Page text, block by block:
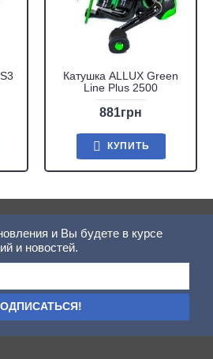
Катушка ALLUX Green
Line Plus 2500
881грн
КУПИТЬ
и Вы будете в курсе
и новостей.